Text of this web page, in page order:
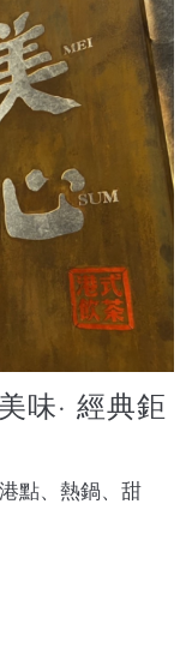
味· 經典鉅
點、熱鍋、甜